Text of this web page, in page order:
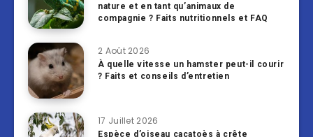
nature et en tant qu’animaux de
compagnie ? Faits nutritionnels et FAQ
2 Août 2026
À quelle vitesse un hamster peut-il courir
? Faits et conseils d’entretien
17 Juillet 2026
Espèce d’oiseau cacatoès à crête